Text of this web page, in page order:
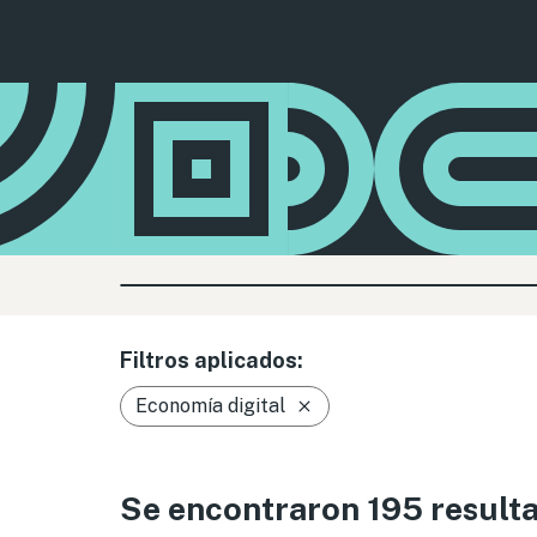
Filtros aplicados:
Economía digital
Se encontraron 195